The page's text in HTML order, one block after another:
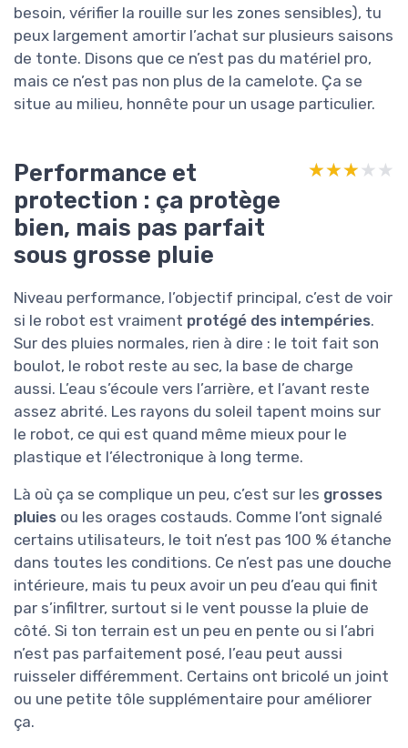
besoin, vérifier la rouille sur les zones sensibles), tu
peux largement amortir l’achat sur plusieurs saisons
de tonte. Disons que ce n’est pas du matériel pro,
mais ce n’est pas non plus de la camelote. Ça se
situe au milieu, honnête pour un usage particulier.
Performance et
protection : ça protège
bien, mais pas parfait
sous grosse pluie
★★★★★
★★★★★
Niveau performance, l’objectif principal, c’est de voir
si le robot est vraiment protégé des intempéries.
Sur des pluies normales, rien à dire : le toit fait son
boulot, le robot reste au sec, la base de charge
aussi. L’eau s’écoule vers l’arrière, et l’avant reste
assez abrité. Les rayons du soleil tapent moins sur
le robot, ce qui est quand même mieux pour le
plastique et l’électronique à long terme.
Là où ça se complique un peu, c’est sur les grosses
pluies ou les orages costauds. Comme l’ont signalé
certains utilisateurs, le toit n’est pas 100 % étanche
dans toutes les conditions. Ce n’est pas une douche
intérieure, mais tu peux avoir un peu d’eau qui finit
par s’infiltrer, surtout si le vent pousse la pluie de
côté. Si ton terrain est un peu en pente ou si l’abri
n’est pas parfaitement posé, l’eau peut aussi
ruisseler différemment. Certains ont bricolé un joint
ou une petite tôle supplémentaire pour améliorer
ça.